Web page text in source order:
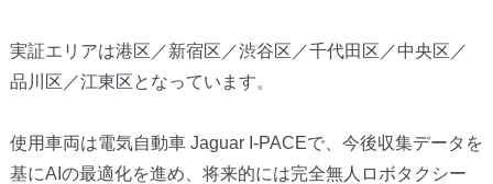
実証エリアは港区／新宿区／渋谷区／千代田区／中央区／
品川区／江東区となっています。
使用車両は電気自動車 Jaguar I-PACEで、今後収集データを
基にAIの最適化を進め、 将来的には完全無人ロボタクシー